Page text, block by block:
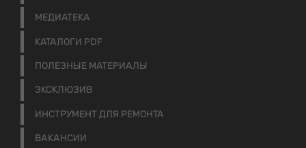
МЕДИАТЕКА
КАТАЛОГИ PDF
ПОЛЕЗНЫЕ МАТЕРИАЛЫ
ЭКСКЛЮЗИВ
ИНСТРУМЕНТ ДЛЯ РЕМОНТА
ВАКАНСИИ